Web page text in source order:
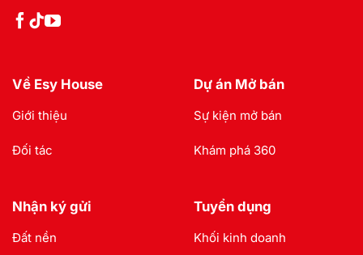
Về Esy House
Giới thiệu
Đối tác
Dự án Mở bán
Sự kiện mở bán
Khám phá 360
Nhận ký gửi
Đất nền
Tuyển dụng
Khối kinh doanh